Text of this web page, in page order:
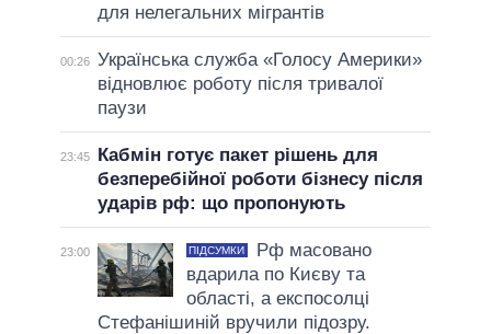
для нелегальних мігрантів
00:26 Українська служба «Голосу Америки»
відновлює роботу після тривалої
паузи
23:45
Кабмін готує пакет рішень для
безперебійної роботи бізнесу після
ударів рф: що пропонують
23:00 ПІДСУМКИ
Рф масовано
вдарила по Києву та
області, а експосолці
Стефанішиній вручили підозру.